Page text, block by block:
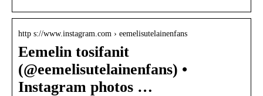
http s://www.instagram.com › eemelisutelainenfans
Eemelin tosifanit
(@eemelisutelainenfans) •
Instagram photos …